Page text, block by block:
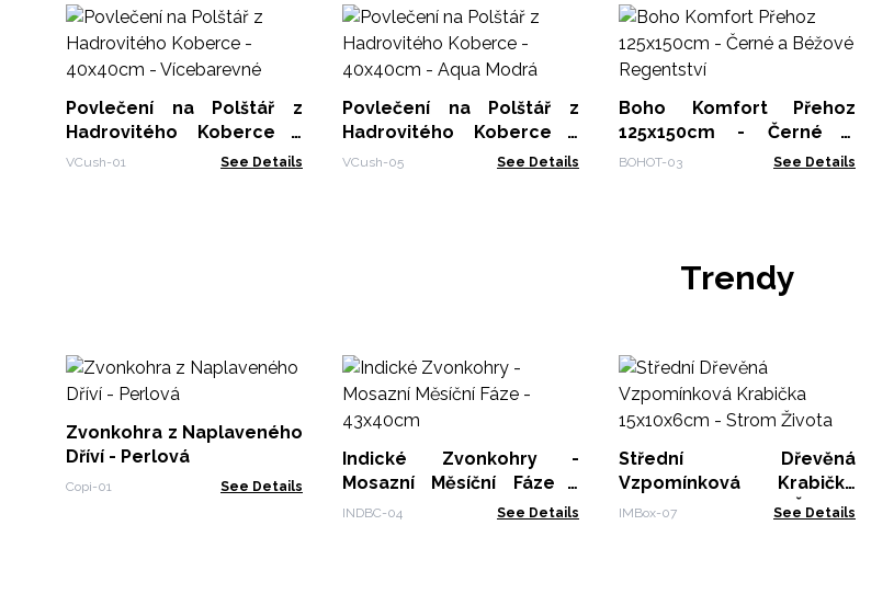
Povlečení na Polštář z
Hadrovitého Koberce -
40x40cm - Vícebarevné
VCush-01 See Details
Povlečení na Polštář z
Hadrovitého Koberce -
40x40cm - Aqua Modrá
VCush-05 See Details
Boho Komfort Přehoz
125x150cm - Černé a
Béžové Regentství
BOHOT-03 See Details
Trendy
Zvonkohra z Naplaveného
Dříví - Perlová
Copi-01 See Details
Indické Zvonkohry -
Mosazní Měsíční Fáze -
43x40cm
INDBC-04 See Details
Střední Dřevěná
Vzpomínková Krabička
15x10x6cm - Strom Života
IMBox-07 See Details